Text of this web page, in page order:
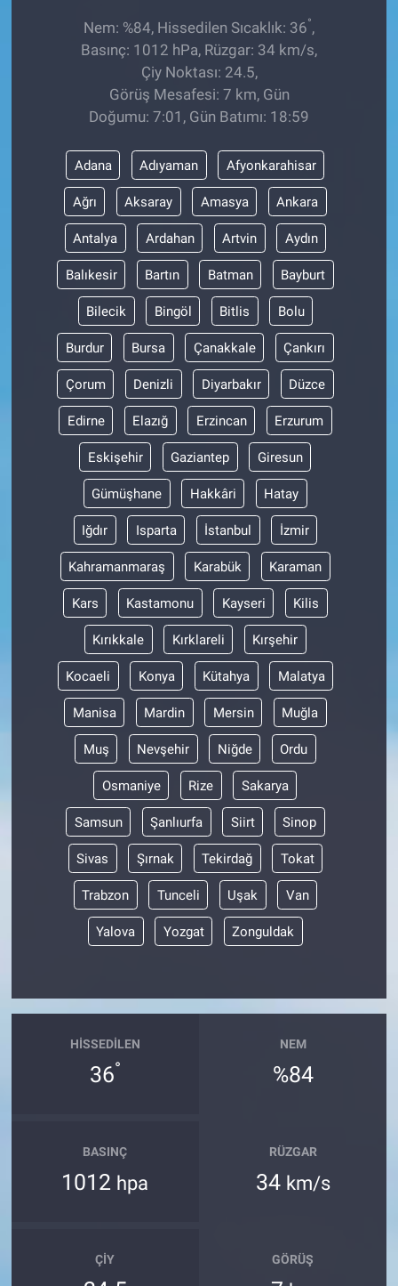
Nem: %84, Hissedilen Sıcaklık: 36°,
Basınç: 1012 hPa, Rüzgar: 34 km/s,
Çiy Noktası: 24.5,
Görüş Mesafesi: 7 km, Gün
Doğumu: 7:01, Gün Batımı: 18:59
Adana Adıyaman Afyonkarahisar
Ağrı Aksaray Amasya Ankara
Antalya Ardahan Artvin Aydın
Balıkesir Bartın Batman Bayburt
Bilecik Bingöl Bitlis Bolu
Burdur Bursa Çanakkale Çankırı
Çorum Denizli Diyarbakır Düzce
Edirne Elazığ Erzincan Erzurum
Eskişehir Gaziantep Giresun
Gümüşhane Hakkâri Hatay
Iğdır Isparta İstanbul İzmir
Kahramanmaraş Karabük Karaman
Kars Kastamonu Kayseri Kilis
Kırıkkale Kırklareli Kırşehir
Kocaeli Konya Kütahya Malatya
Manisa Mardin Mersin Muğla
Muş Nevşehir Niğde Ordu
Osmaniye Rize Sakarya
Samsun Şanlıurfa Siirt Sinop
Sivas Şırnak Tekirdağ Tokat
Trabzon Tunceli Uşak Van
Yalova Yozgat Zonguldak
HISSEDILEN
36°
NEM
%84
BASINÇ
1012 hpa
RÜZGAR
34 km/s
ÇIY GÖRÜŞ